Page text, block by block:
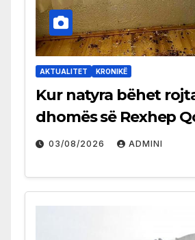
AKTUALITET KRONIKË
Kur natyra bëhet
dhomës së Rexhep
03/08/2026 ADMINI